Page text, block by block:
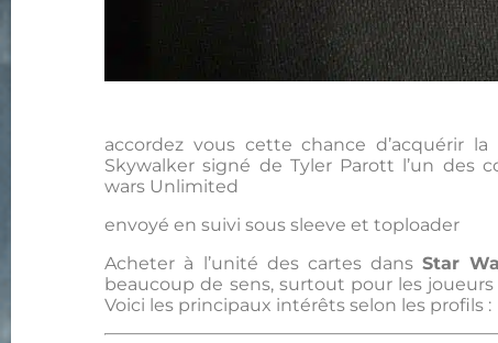
accordez vous cette chance d’acquérir
Skywalker signé de Tyler Parott l’un des
wars Unlimited
envoyé en suivi sous sleeve et toploader
Acheter à l’unité des cartes dansStar
beaucoup de sens, surtout pour les
Voici les principaux intérêts selon les profils :